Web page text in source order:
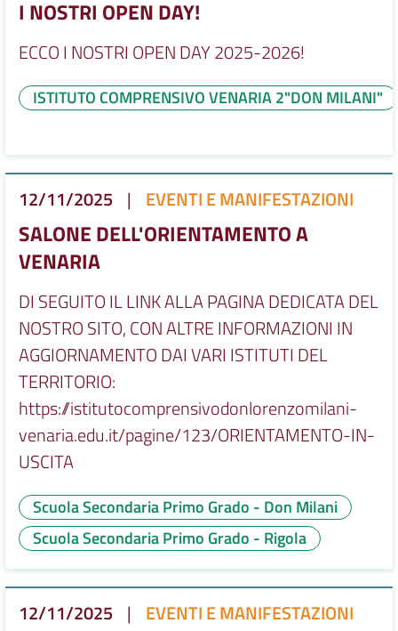
I NOSTRI OPEN DAY!
ECCO I NOSTRI OPEN DAY 2025-2026!
ISTITUTO COMPRENSIVO VENARIA 2"DON MILANI"
12/11/2025 | EVENTI E MANIFESTAZIONI
SALONE DELL'ORIENTAMENTO A
VENARIA
DI SEGUITO IL LINK ALLA PAGINA DEDICATA DEL
NOSTRO SITO, CON ALTRE INFORMAZIONI IN
AGGIORNAMENTO DAI VARI ISTITUTI DEL
TERRITORIO:
https://istitutocomprensivodonlorenzomilani-
venaria.edu.it/pagine/123/ORIENTAMENTO-IN-
USCITA
Scuola Secondaria Primo Grado - Don Milani
Scuola Secondaria Primo Grado - Rigola
12/11/2025 | EVENTI E MANIFESTAZIONI